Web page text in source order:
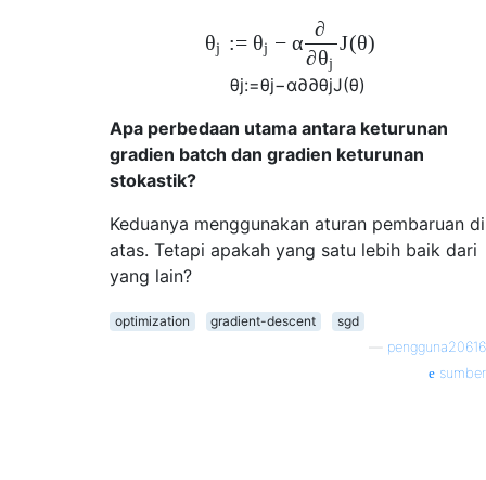
θj := θj − α
∂
∂θj
J(θ)
θj:=θj−α∂∂θjJ(θ)
Apa perbedaan utama antara keturunan
gradien batch dan gradien keturunan
stokastik?
Keduanya menggunakan aturan pembaruan di
atas. Tetapi apakah yang satu lebih baik dari
yang lain?
optimization gradient-descent
sgd
pengguna20616
sumber